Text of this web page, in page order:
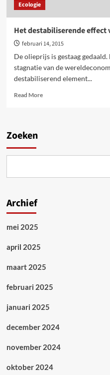
Ecologie
Het destabiliserende effect
februari 14, 2015
De olieprijs is gestaag
stagnatie van de
destabiliserend element...
Read MoreRead
Zoeken
Archief
mei 2025
april 2025
maart 2025
februari 2025
januari 2025
december 2024
november 2024
oktober 2024